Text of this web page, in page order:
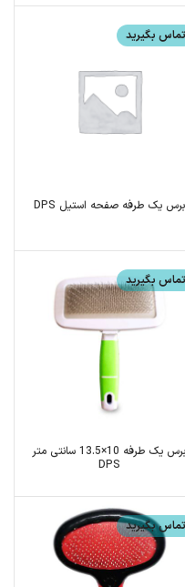
تماس بگیرید
برس یک طرفه صفحه استیل DPS
تماس بگیرید
برس یک طرفه 10×13.5 سانتی متر
DPS
تماس بگیرید